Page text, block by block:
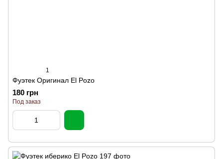
1
Фуэтек Оригинал El Pozo
180 грн
Под заказ